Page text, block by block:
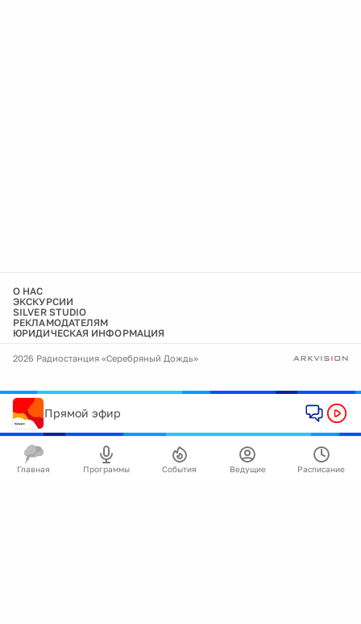
О НАС
ЭКСКУРСИИ
SILVER STUDIO
РЕКЛАМОДАТЕЛЯМ
ЮРИДИЧЕСКАЯ ИНФОРМАЦИЯ
2026 Радиостанция «Серебряный Дождь»
Прямой эфир
Главная Программы События Ведущие Расписание